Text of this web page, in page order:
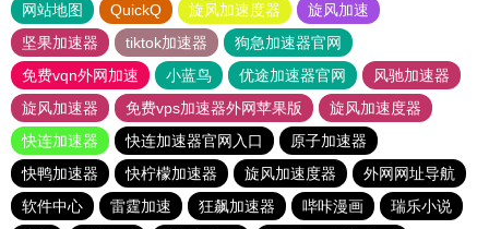
网站地图 QuickQ 旋风加速度器
旋风加速
坚果加速器
tiktok加速器
狗急加速器官网
免费vqn外网加速
小蓝鸟 优途加速器官网
风驰加速器
旋风加速器
免费vps加速器外网苹果版
旋风加速度器
快连加速器
快连加速器官网入口
原子加速器
快鸭加速器
快柠檬加速器 旋风加速度器
外网网址导航
软件中心
雷霆加速 狂飙加速器 哔咔漫画
瑞乐小说